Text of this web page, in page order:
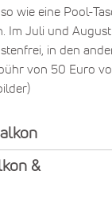
wie eine Pool-
Im Juli und
in den
von 50 Euro
&